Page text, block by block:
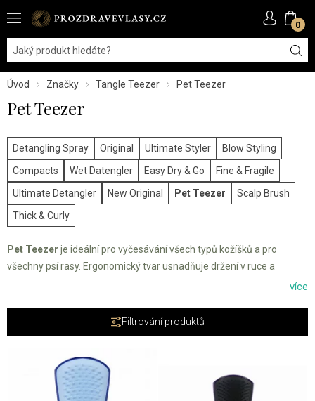
0
Úvod Značky Tangle Teezer Pet Teezer
Pet Teezer
Detangling Spray Original Ultimate Styler
Blow Styling
Compacts
Wet Datengler Easy Dry & Go
Fine & Fragile
Ultimate Detangler
New Original Pet Teezer
Scalp Brush
Thick & Curly
Pet Teezer je ideální pro vyčesávání všech typů kožíšků a pro
všechny psí rasy. Ergonomický tvar usnadňuje držení v ruce a
zajišťuje vysoký komfort při kartáčování. Použít se dá na suchou ivíce
Filtrování produktů